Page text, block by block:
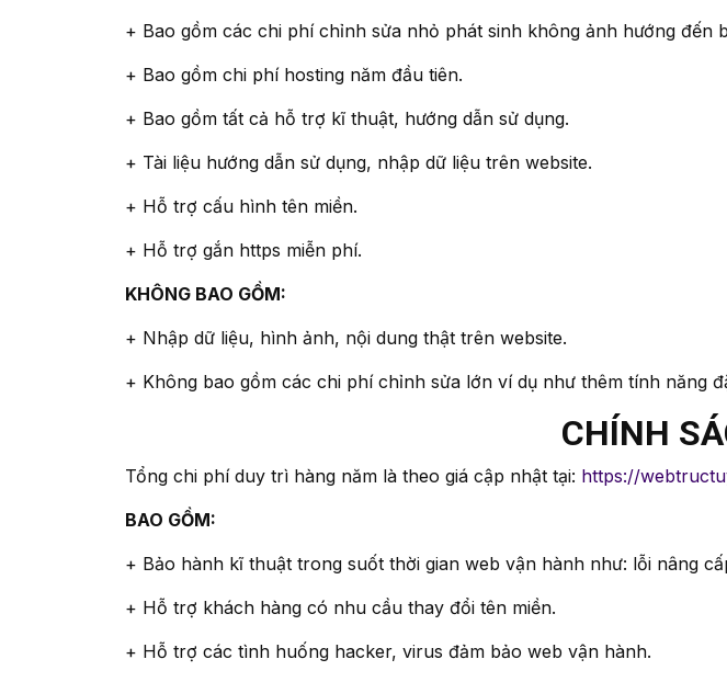
+ Bao gồm các chi phí chỉnh sửa nhỏ phát sinh không ảnh hướng đến
+ Bao gồm chi phí hosting năm đầu tiên.
+ Bao gồm tất cả hỗ trợ kĩ thuật, hướng dẫn sử dụng.
+ Tài liệu hướng dẫn sử dụng, nhập dữ liệu trên website.
+ Hỗ trợ cấu hình tên miền.
+ Hỗ trợ gắn https miễn phí.
KHÔNG BAO GỒM:
+ Nhập dữ liệu, hình ảnh, nội dung thật trên website.
+ Không bao gồm các chi phí chỉnh sửa lớn ví dụ như thêm tính năng
CHÍNH
Tổng chi phí duy trì hàng năm là theo giá cập nhật tại: https://
BAO GỒM:
+ Bảo hành kĩ thuật trong suốt thời gian web vận hành như: lỗi nâng
+ Hỗ trợ khách hàng có nhu cầu thay đổi tên miền.
+ Hỗ trợ các tình huống hacker, virus đảm bảo web vận hành.